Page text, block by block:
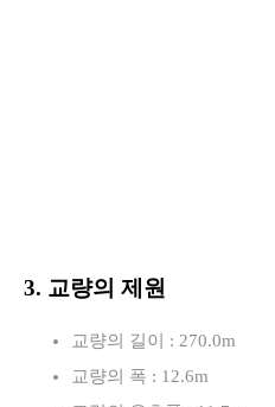
3. 교량의 제원
교량의 길이 : 270.0m
교량의 폭 : 12.6m